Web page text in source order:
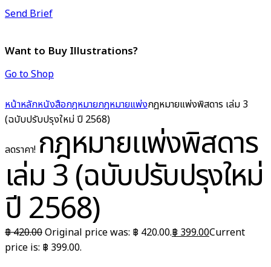
Send Brief
Want to Buy Illustrations?
Go to Shop
หน้าหลักหนังสือกฎหมายกฎหมายแพ่งกฎหมายแพ่งพิสดาร เล่ม 3
(ฉบับปรับปรุงใหม่ ปี 2568)
ลดราคา! กฎหมายแพ่งพิสดาร
เล่ม 3 (ฉบับปรับปรุงใหม่
ปี 2568)
฿420.00Original price was: ฿ 420.00.฿ 399.00Current
price is: ฿ 399.00.